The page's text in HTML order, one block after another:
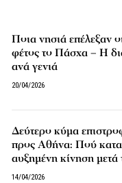
Ποια νησιά επέλεξαν
φέτος το Πάσχα – Η
ανά γενιά
20/04/2026
Δεύτερο κύμα
προς Αθήνα: Πού
αυξημένη κίνηση
14/04/2026